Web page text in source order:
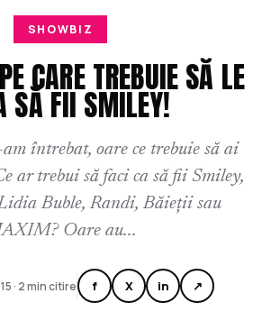
SHOWBIZ
CARE TREBUIE SĂ LE
SĂ FII SMILEY!
întrebat, oare ce trebuie să ai
ar trebui să faci ca să fii Smiley,
Buble, Randi, Băieții sau
Oare au...
· 2 min citire f X in ↗